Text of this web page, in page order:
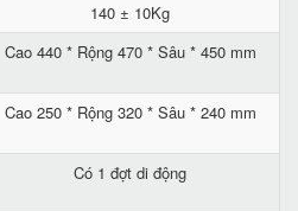
140 ± 10Kg
Cao 440 * Rộng 470 * Sâu * 450 mm
Cao 250 * Rộng 320 * Sâu * 240 mm
Có 1 đợt di động